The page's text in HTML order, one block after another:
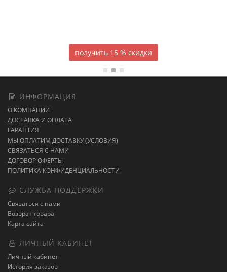
15 % скидки
ИНФОРМАЦИЯ
О КОМПАНИИ
ДОСТАВКА И ОПЛАТА
ГАРАНТИЯ
МЫ ОПЛАТИМ ДОСТАВКУ (УСЛОВИЯ)
СВЯЗАТЬСЯ С НАМИ
ДОГОВОР ОФЕРТЫ
ПОЛИТИКА КОНФИДЕНЦИАЛЬНОСТИ
СЛУЖБА ПОДДЕРЖКИ
Связаться с нами
Возврат товара
Карта сайта
ЛИЧНЫЙ КАБИНЕТ
Личный кабинет
История заказов